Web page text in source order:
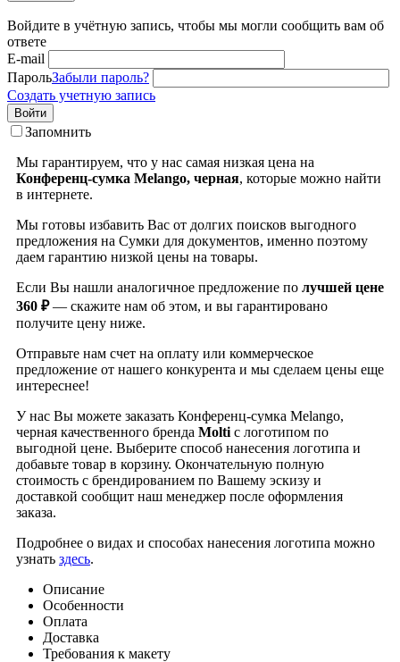
Войдите в учётную запись, чтобы мы могли сообщить вам об
ответе
E-mail
ПарольЗабыли пароль?
Создать учетную запись
Войти
Запомнить
Мы гарантируем, что у нас самая низкая цена на
Конференц-сумка Melango, черная, которые можно найти
в интернете.
Мы готовы избавить Вас от долгих поисков выгодного
предложения на Сумки для документов, именно поэтому
даем гарантию низкой цены на товары.
Если Вы нашли аналогичное предложение по лучшей цене
360 ₽— скажите нам об этом, и вы гарантировано
получите цену ниже.
Отправьте нам счет на оплату или коммерческое
предложение от нашего конкурента и мы сделаем цены еще
интереснее!
У нас Вы можете заказать Конференц-сумка Melango,
черная качественного бренда Molti с логотипом по
выгодной цене. Выберите способ нанесения логотипа и
добавьте товар в корзину. Окончательную полную
стоимость с брендированием по Вашему эскизу и
доставкой сообщит наш менеджер после оформления
заказа.
Подробнее о видах и способах нанесения логотипа можно
узнать здесь.
Описание
Особенности
Оплата
Доставка
Требования к макету